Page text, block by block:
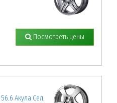
Посмотреть цены
Акула Сел.